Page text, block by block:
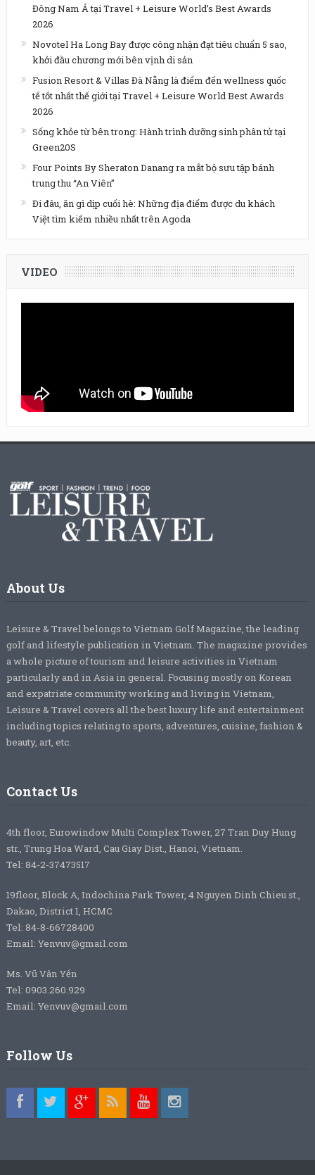
Đông Nam Á tại Travel + Leisure World’s Best Awards
2026
Novotel Ha Long Bay được công nhận đạt tiêu chuẩn 5 sao,
khởi đầu chương mới bên vịnh di sản
Fusion Resort & Villas Đà Nẵng là điểm đến wellness quốc
tế tốt nhất thế giới tại Travel + Leisure World Best Awards
2026
Sống khỏe từ bên trong: Hành trình dưỡng sinh phân tử tại
Green20S
Four Points By Sheraton Danang ra mắt bộ sưu tập bánh
trung thu “An Viên”
Đi đâu, ăn gì dịp cuối hè: Những địa điểm được du khách
Việt tìm kiếm nhiều nhất trên Agoda
VIDEO
About Us
Leisure & Travel belongs to Vietnam Golf Magazine, the leading
golf and lifestyle publication in Vietnam. The magazine provides
a whole picture of tourism and leisure activities in Vietnam
particularly and in Asia in general. Focusing mostly on Korean
and expatriate community working and living in Vietnam,
Leisure & Travel covers all the best luxury life and entertainment
including topics relating to sports, adventures, cuisine, fashion &
beauty, art, etc.
Contact Us
4th floor, Eurowindow Multi Complex Tower, 27 Tran Duy Hung
str., Trung Hoa Ward, Cau Giay Dist., Hanoi, Vietnam.
Tel: 84-2-37473517
19floor, Block A, Indochina Park Tower, 4 Nguyen Dinh Chieu st.,
Dakao, District 1, HCMC
Tel: 84-8-66728400
Email: Yenvuv@gmail.com
Ms. Vũ Vân Yến
Tel: 0903.260.929
Email: Yenvuv@gmail.com
Follow Us